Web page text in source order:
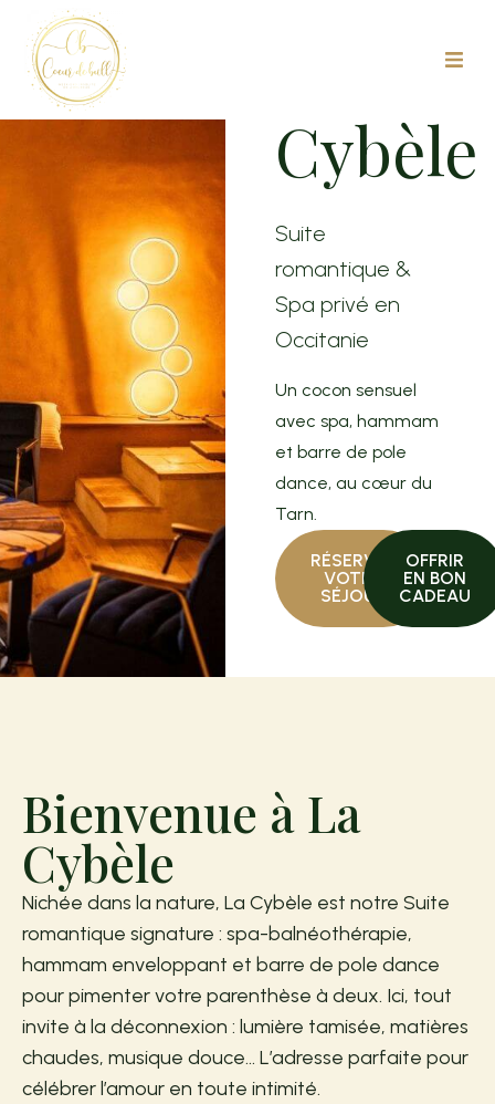
Cybèle
Suite
romantique &
Spa privé en
Occitanie
Un cocon sensuel
avec spa, hammam
et barre de pole
dance, au cœur du
Tarn.
RÉSERVER
VOTRE
SÉJOUR
OFFRIR
EN BON
CADEAU
Bienvenue à La
Cybèle
Nichée dans la nature, La Cybèle est notre Suite
romantique signature : spa-balnéothérapie,
hammam enveloppant et barre de pole dance
pour pimenter votre parenthèse à deux. Ici, tout
invite à la déconnexion : lumière tamisée, matières
chaudes, musique douce… L’adresse parfaite pour
célébrer l’amour en toute intimité.